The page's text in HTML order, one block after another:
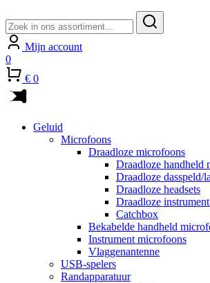
naar:
Mijn account
0
€ 0
Geluid
Microfoons
Draadloze microfoons
Draadloze handheld
Draadloze dasspeld/
Draadloze headsets
Draadloze
Catchbox
Bekabelde handheld
Instrument microfoons
Vlaggenantenne
USB-spelers
Randapparatuur